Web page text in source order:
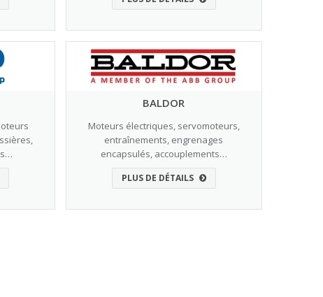
BALDOR
Moteurs électriques, servomoteurs,
entraînements, engrenages
encapsulés, accouplements…
PLUS DE DÉTAILS